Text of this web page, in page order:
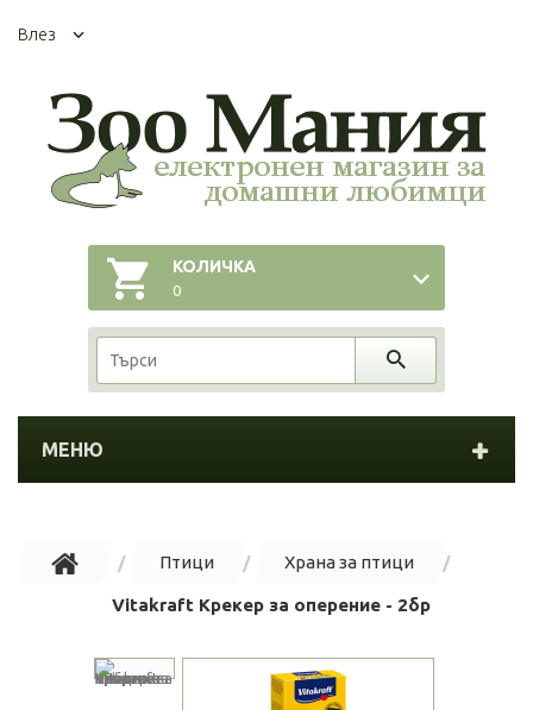
Влез
КОЛИЧКА
0
МЕНЮ
Птици Храна за птици
Vitakraft Крекер за оперение - 2бр